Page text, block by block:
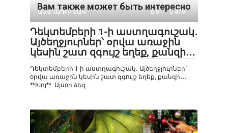
Вам также может быть интересно
ԱՍՏՂԱԳՈՒՇԱԿ 0 470
Դեկտեմբերի 1-ի աստղագուշակ․
Այծեղջյուրներ՝ օրվա առաջին
կեսին շատ զգույշ եղեք, քանզի․․․
Դեկտեմբերի 1-ի աստղագուշակ․ Այծեղջյուրներ՝
օրվա առաջին կեսին շատ զգույշ եղեք, քանզի․․․
**Խոյ**. Այսօր ձեզ